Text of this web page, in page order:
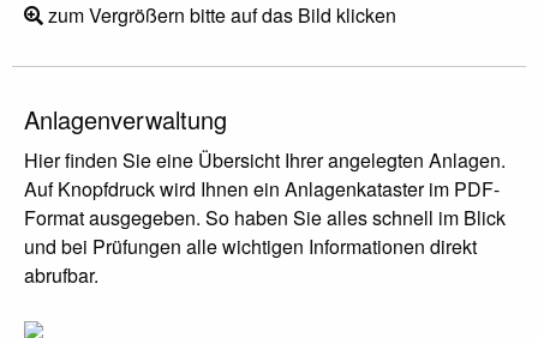
zum Vergrößern bitte auf das Bild klicken
Anlagenverwaltung
Hier finden Sie eine Übersicht Ihrer angelegten Anlagen.
Auf Knopfdruck wird Ihnen ein Anlagenkataster im PDF-
Format ausgegeben. So haben Sie alles schnell im Blick
und bei Prüfungen alle wichtigen Informationen direkt
abrufbar.